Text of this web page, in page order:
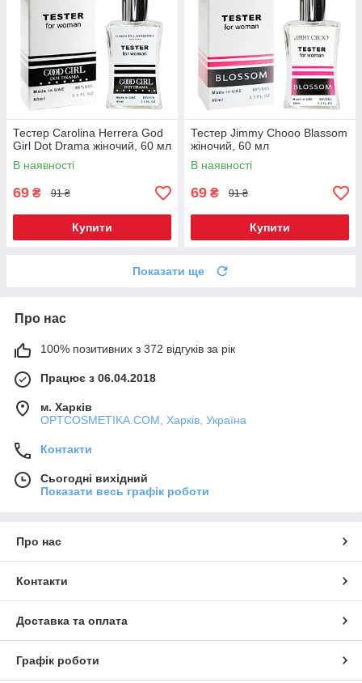
Тестер Carolina Herrera God
Girl Dot Drama жіночий, 60 мл
В наявності
69 ₴ 91 ₴
Купити
Тестер Jimmy Chooo Blassom
жіночий, 60 мл
В наявності
69 ₴ 91 ₴
Купити
Показати ще
Про нас
100% позитивних з 372 відгуків за рік
Працює з 06.04.2018
м. Харків
OPTCOSMETIKA.COM, Харків, Україна
Контакти
Сьогодні вихідний
Показати весь графік роботи
Про нас
Контакти
Доставка та оплата
Графік роботи